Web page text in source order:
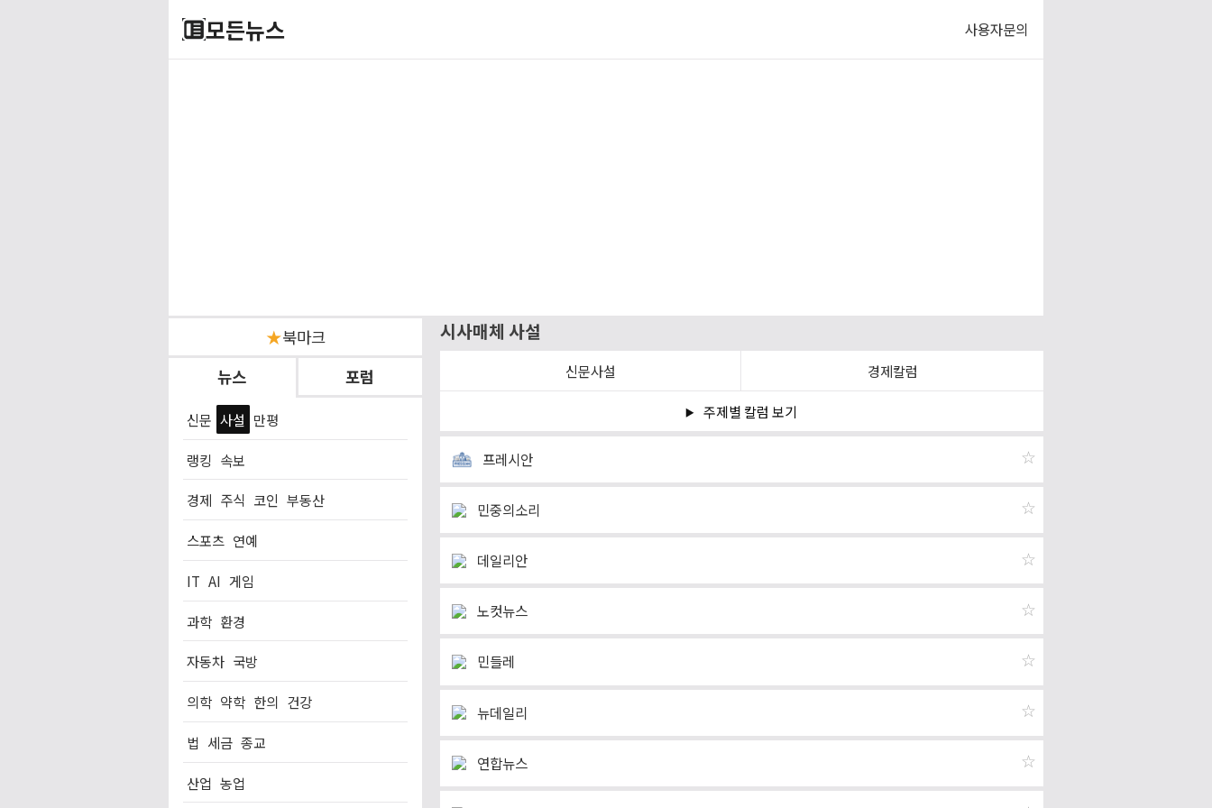
모든뉴스 사용자문의
★북마크
뉴스
포럼
신문 사설 만평
랭킹 속보
경제 주식 코인 부동산
스포츠 연예
IT AI 게임
과학 환경
자동차 국방
의학 약학 한의 건강
법 세금 종교
산업 농업
시사매체 사설
신문사설 경제칼럼
주제별 칼럼 보기
프레시안 ☆
민중의소리 ☆
데일리안 ☆
노컷뉴스 ☆
민들레 ☆
뉴데일리 ☆
연합뉴스 ☆